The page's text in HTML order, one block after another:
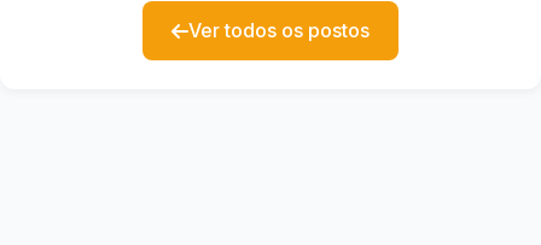
Ver todos os postos